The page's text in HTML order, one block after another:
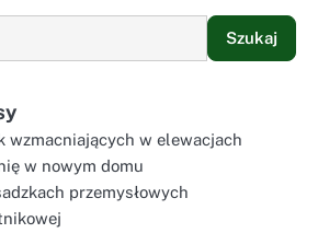
Szukaj
wzmacniających w elewacjach
w nowym domu
przemysłowych